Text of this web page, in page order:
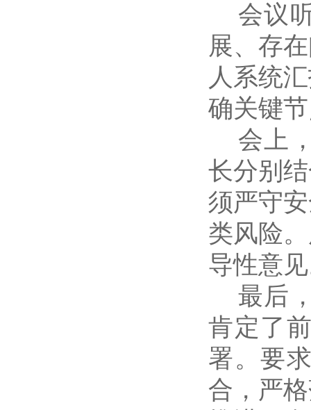
会议
展、存
人系统
确关键
会上
长分别
须严守
类风险
导性意
最后
肯定了
署。要
合，严